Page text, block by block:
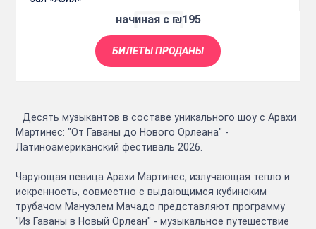
начиная с ₪195
БИЛЕТЫ ПРОДАНЫ
Десять музыкантов в составе уникального шоу с Арахи
Мартинес: "От Гаваны до Нового Орлеана" -
Латиноамериканский фестиваль 2026.
Чарующая певица Арахи Мартинес, излучающая тепло и
искренность, совместно с выдающимся кубинским
трубачом Мануэлем Мачадо представляют программу
"Из Гаваны в Новый Орлеан" - музыкальное путешествие